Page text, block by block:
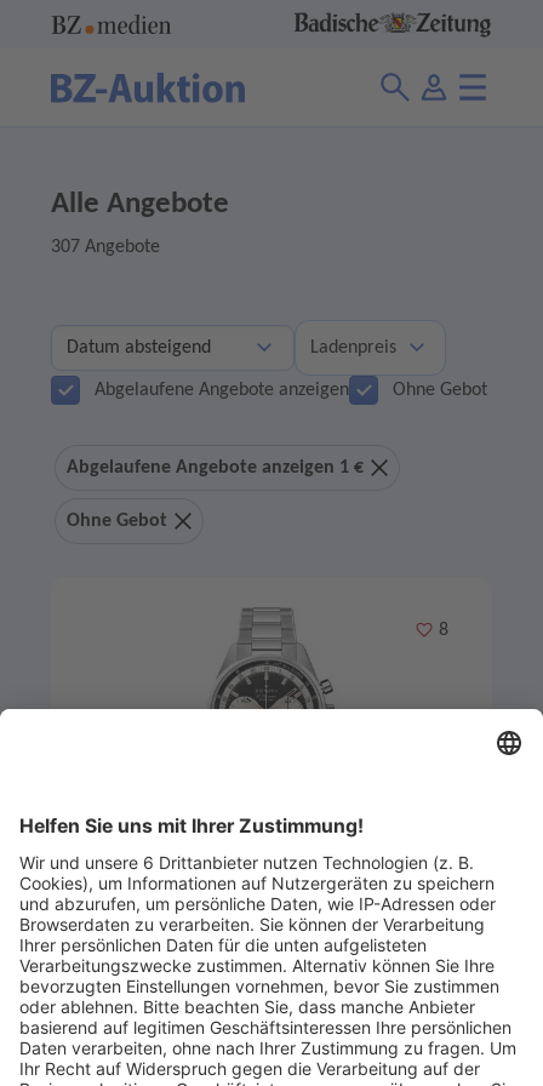
Alle Angebote
307 Angebote
Ladenpreis
Abgelaufene Angebote anzeigen Ohne Gebot
Abgelaufene Angebote anzeigen 1 €
Ohne Gebot
Merken
8
Artikel-ID: 3339 0
Zenith Herrenuhr CHRONOMASTER
Original 03.3200.3600/21.M3200
Juwelier Seilnacht